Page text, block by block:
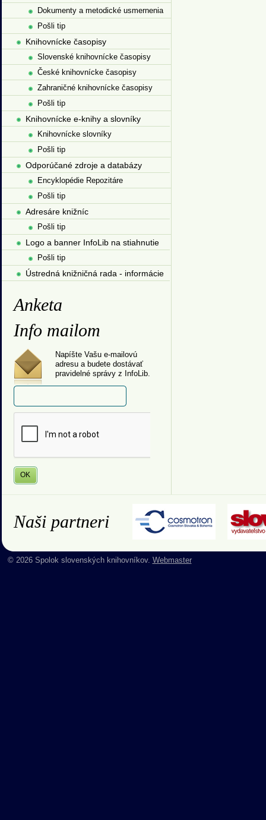
Dokumenty a metodické usmernenia
Pošli tip
Knihovnícke časopisy
Slovenské knihovnícke časopisy
České knihovnícke časopisy
Zahraničné knihovnícke časopisy
Pošli tip
Knihovnícke e-knihy a slovníky
Knihovnícke slovníky
Pošli tip
Odporúčané zdroje a databázy
Encyklopédie Repozitáre
Pošli tip
Adresáre knižníc
Pošli tip
Logo a banner InfoLib na stiahnutie
Pošli tip
Ústredná knižničná rada - informácie
Anketa
Info mailom
Napíšte Vašu e-mailovú
adresu a budete dostávať
pravidelné správy z InfoLib.
Naši partneri
© 2026 Spolok slovenských knihovníkov. Webmaster